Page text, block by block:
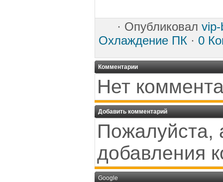
· Опубликовал
Охлаждение ПК · 0
Комментарии
Нет
Добавить комментарий
Пожалуйста,
добавления
Google